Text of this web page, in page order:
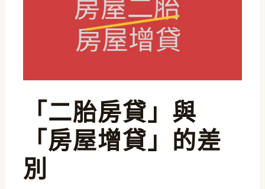
「二胎房貸」與
「房屋增貸」的差
別